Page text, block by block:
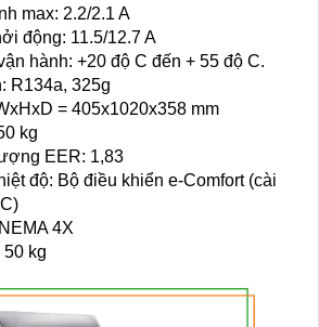
max: 2.2/2.1 A
động: 11.5/12.7 A
hành: +20 độ C đến + 55 độ C.
R134a, 325g
= 405x1020x358 mm
kg
EER: 1,83
độ: Bộ điều khiển e-Comfort (cài
4X
kg